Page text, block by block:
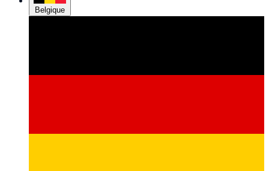
Belgique